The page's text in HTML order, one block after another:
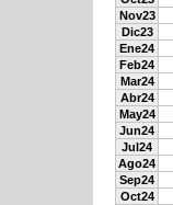
Nov23
Dic23
Ene24
Feb24
Mar24
Abr24
May24
Jun24
Jul24
Ago24
Sep24
Oct24